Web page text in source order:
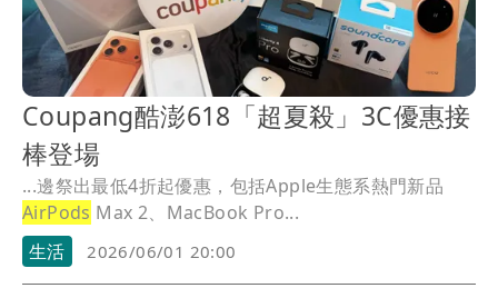
Coupang酷澎618「超夏殺」3C優惠接
棒登場
...邊祭出最低4折起優惠，包括Apple生態系熱門新品
AirPods Max 2、MacBook Pro...
生活
2026/06/01 20:00